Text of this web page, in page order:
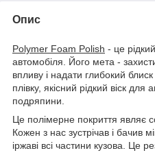
Опис
Polymer Foam Polish - це
автомобіля. Його мета -
впливу і надати глибокий
плівку, якісний рідкий віск
подряпини.
Це полімерне покриття являє
Кожен з нас зустрічав і бачив
іржаві всі частини кузова. Це